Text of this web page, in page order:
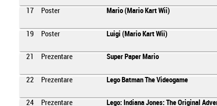
17 Poster Mario (Mario Kart Wii)
19 Poster Luigi (Mario Kart Wii)
21 Prezentare Super Paper Mario
22 Prezentare Lego Batman The Videogame
24 Prezentare Lego: Indiana Jones: The Original